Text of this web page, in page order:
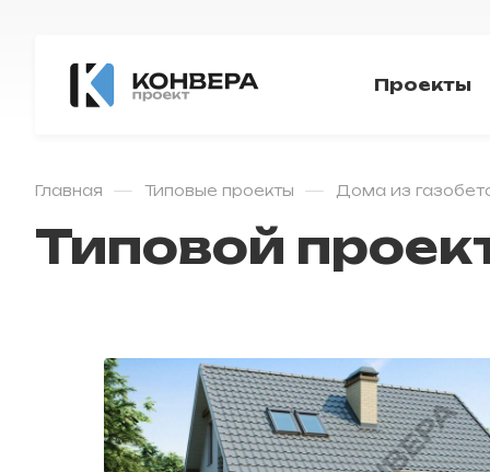
Проекты
Главная — Типовые проекты — Дома из
Типовой